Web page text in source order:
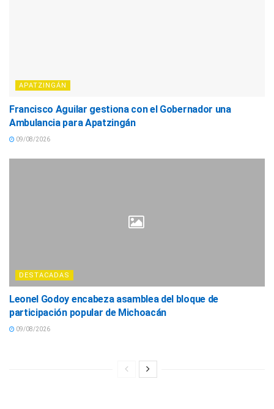
APATZINGÁN
Francisco Aguilar gestiona con el Gobernador una
Ambulancia para Apatzingán
09/08/2026
DESTACADAS
Leonel Godoy encabeza asamblea del bloque de
participación popular de Michoacán
09/08/2026